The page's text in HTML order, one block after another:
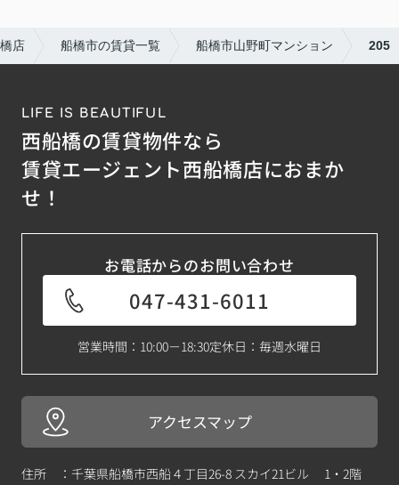
店 船橋市の賃貸一覧 船橋市山野町マンション 205
LIFE IS BEAUTIFUL
西船橋の賃貸物件なら
賃貸エージェント西船橋店におまか
せ！
お電話からのお問い合わせ
047-431-6011
営業時間：10:00－18:30定休日：毎週水曜日
アクセスマップ
住所 ：千葉県船橋市西船４丁目26-8 スカイ21ビル 1・2階